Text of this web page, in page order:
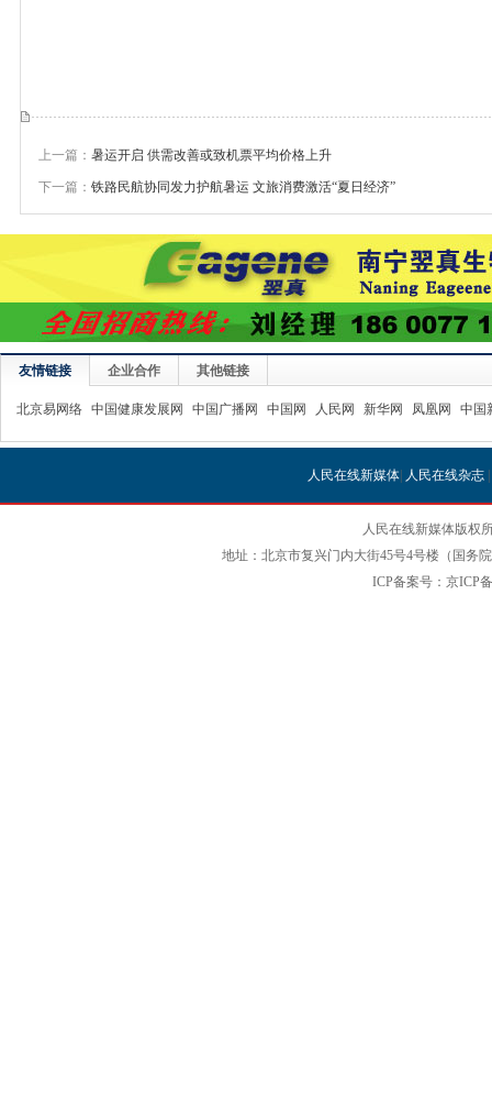
上一篇： 暑运开启 供需改善或致机票平均价格上升
下一篇： 铁路民航协同发力护航暑运 文旅消费激活“夏日经济”
友情链接 企业合作 其他链接
北京易网络 中国健康发展网 中国广播网 中国网 人民网 新华网 凤凰网 中国
人民在线新媒体| 人民在线杂志|
人民在线新媒体版权
地址：北京市复兴门内大街45号4号楼（国务
ICP备案号：京ICP